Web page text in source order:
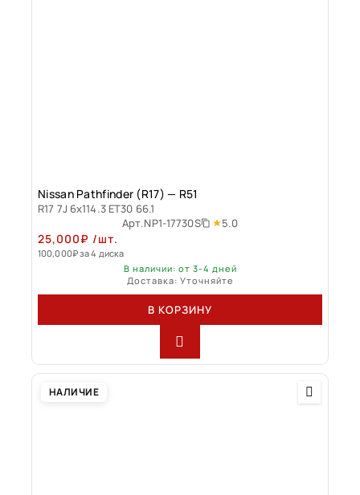
Nissan Pathfinder (R17) — R51
R17 7J 6x114.3 ET30 66.1
Арт.NP1-17730S 5.0
25,000₽ /шт.
100,000₽за 4 диска
В наличии: от 3-4 дней
Доставка: Уточняйте
В КОРЗИНУ
НАЛИЧИЕ